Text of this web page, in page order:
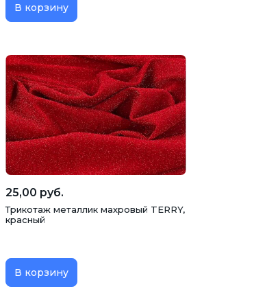
В корзину
25,00 руб.
Трикотаж металлик махровый TERRY,
красный
В корзину